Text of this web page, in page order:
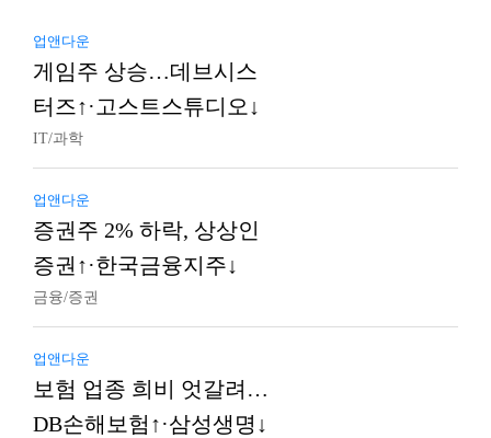
업앤다운
게임주 상승…데브시스
터즈↑·고스트스튜디오↓
IT/과학
업앤다운
증권주 2% 하락, 상상인
증권↑·한국금융지주↓
금융/증권
업앤다운
보험 업종 희비 엇갈려…
DB손해보험↑·삼성생명↓